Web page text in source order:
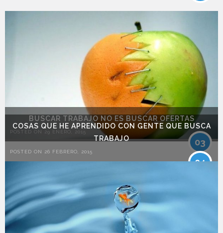
BUSCAR TRABAJO NO ES BUSCAR OFERTAS
POSTED ON 29 ENERO, 2015
03
COSAS QUE HE APRENDIDO CON GENTE QUE BUSCA
TRABAJO
POSTED ON 26 FEBRERO, 2015
04